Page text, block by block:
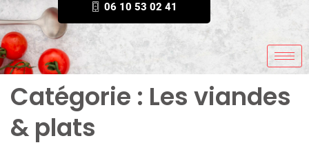
06 10 53 02 41
Catégorie : Les viandes
& plats